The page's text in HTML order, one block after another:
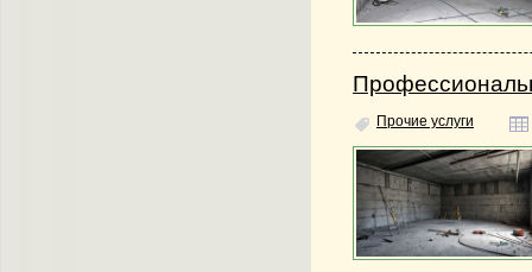
Прочие услуги